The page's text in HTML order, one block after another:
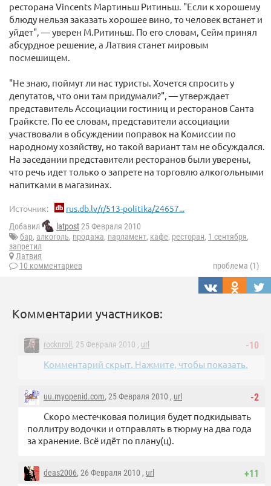
ресторана Vincents Мартиньш Ритиньш. "Если к хорошему
блюду нельзя заказать хорошее вино, то человек встанет и
уйдет", — уверен М.Ритиньш. По его словам, Сейм принял
абсурдное решение, а Латвия станет мировым
посмешищем.
"Не знаю, поймут ли нас туристы. Хочется спросить у
депутатов, что они там придумали?", — утверждает
представитель Ассоциации гостиниц и ресторанов Санта
Грайксте. По ее словам, представители ассоциации
участвовали в обсуждении поправок на Комиссии по
народному хозяйству, но такой вариант там не обсуждался.
На заседании представители ресторанов были уверены,
что речь идет только о запрете на торговлю алкогольными
напитками в магазинах.
Источник: rus.db.lv/r/513-politika/24657...
Добавил latpost25 Февраля 2010
бар, алкоголь, продажа, парламент, кафе, ресторан, 1 сентября,
запретил
Латвия
10 комментариев
проблема (1)
Комментарии участников:
-10
rocknroll , 25 Февраля 2010 , url
Комментарий скрыт. Нажмите, чтобы показать.
-2
uu.myopenid.com, 25 Февраля 2010 , url
Скоро местечковая полиция будет подкидывать
поллитру водочки и отправлять в тюрму на два года
за хранение. Всё идёт по плану(ц).
+11
deas2006, 26 Февраля 2010 , url